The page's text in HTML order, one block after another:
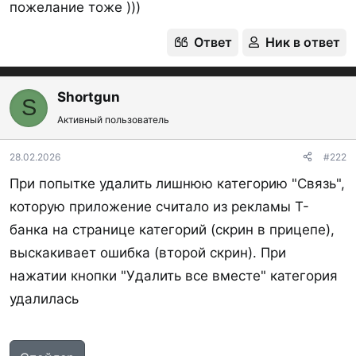
Нажимая на один из типов вы получаете
категории, относящиеся к этой группе.
Скрины:
пожелание тоже )))
Ответ Ник в ответ
S Shortgun
Активный пользователь
28.02.2026 #222
При попытке удалить лишнюю категорию "Связь",
которую приложение считало из рекламы Т-
банка на странице категорий (скрин в прицепе),
выскакивает ошибка (второй скрин). При
нажатии кнопки "Удалить все вместе" категория
удалилась